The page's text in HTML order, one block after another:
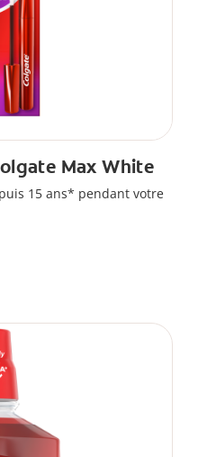
Max White
15 ans* pendant votre